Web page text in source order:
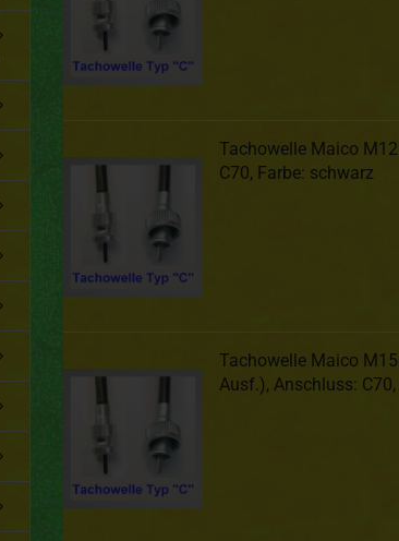
Tachowelle Maico
C70, Farbe: schwarz
Tachowelle Maico
Ausf.), Anschluss: